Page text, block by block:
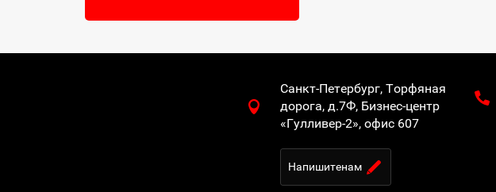
Санкт-Петербург, Торфяная
дорога, д.7Ф, Бизнес-центр
«Гулливер-2», офис 607
Напишитенам